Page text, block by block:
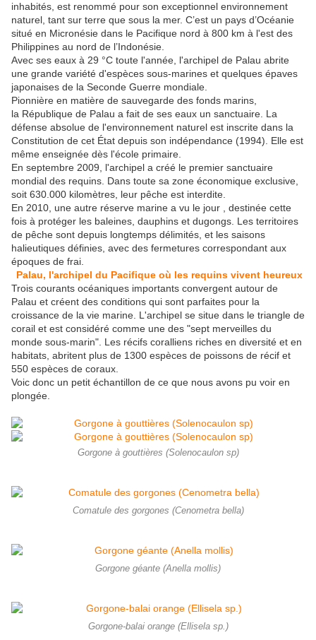
inhabités, est renommé pour son exceptionnel environnement
naturel, tant sur terre que sous la mer. C’est un pays d’Océanie
situé en Micronésie dans le Pacifique nord à 800 km à l'est des
Philippines au nord de l’Indonésie.
Avec ses eaux à 29 °C toute l'année, l'archipel de Palau abrite
une grande variété d'espèces sous-marines et quelques épaves
japonaises de la Seconde Guerre mondiale.
Pionnière en matière de sauvegarde des fonds marins,
la République de Palau a fait de ses eaux un sanctuaire. La
défense absolue de l'environnement naturel est inscrite dans la
Constitution de cet État depuis son indépendance (1994). Elle est
même enseignée dès l'école primaire.
En septembre 2009, l'archipel a créé le premier sanctuaire
mondial des requins. Dans toute sa zone économique exclusive,
soit 630.000 kilomètres, leur pêche est interdite.
En 2010, une autre réserve marine a vu le jour , destinée cette
fois à protéger les baleines, dauphins et dugongs. Les territoires
de pêche sont depuis longtemps délimités, et les saisons
halieutiques définies, avec des fermetures correspondant aux
époques de frai.
Palau, l'archipel du Pacifique où les requins vivent heureux
Trois courants océaniques importants convergent autour de
Palau et créent des conditions qui sont parfaites pour la
croissance de la vie marine. L'archipel se situe dans le triangle de
corail et est considéré comme une des "sept merveilles du
monde sous-marin". Les récifs coralliens riches en diversité et en
habitats, abritent plus de 1300 espèces de poissons de récif et
550 espèces de coraux.
Voic donc un petit échantillon de ce que nous avons pu voir en
plongée.
Gorgone à gouttières (Solenocaulon sp)
Comatule des gorgones (Cenometra bella)
Gorgone géante (Anella mollis)
Gorgone-balai orange (Ellisela sp.)